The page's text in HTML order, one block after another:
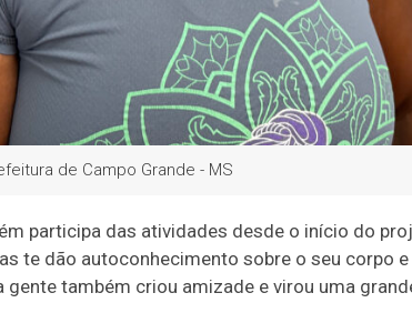
de Campo Grande - MS
participa das atividades desde o início do
te dão autoconhecimento sobre o seu corpo
gente também criou amizade e virou uma